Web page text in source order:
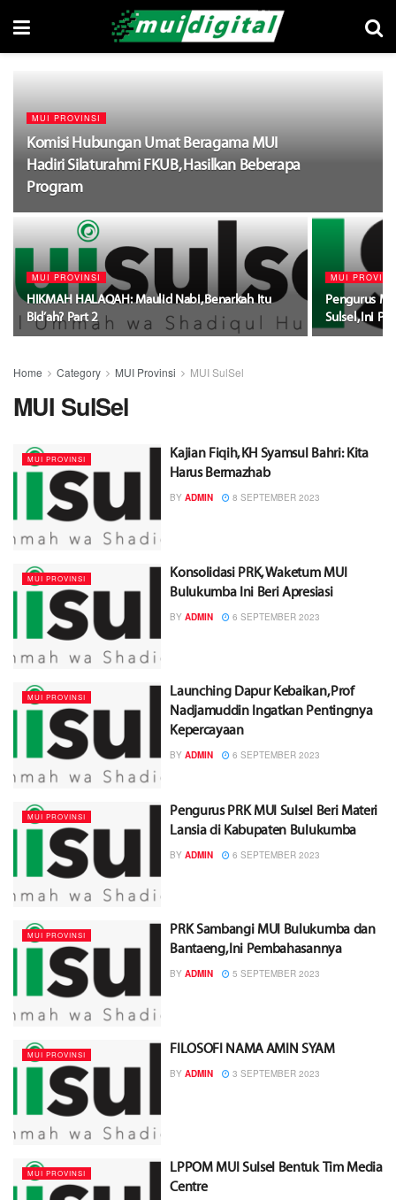
MUI PROVINSI
Komisi Hubungan Umat Beragama MUI
Hadiri Silaturahmi FKUB, Hasilkan Beberapa
Program
MUI PROVINSI
HIKMAH HALAQAH: Maulid Nabi, Benarkah Itu
Bid’ah? Part 2
MUI
Pengurus
Sulsel, Ini
Home Category MUI Provinsi MUI SulSel
MUI SulSel
MUI PROVINSI
Kajian Fiqih, KH Syamsul Bahri: Kita
Harus Bermazhab
BY ADMIN 8 SEPTEMBER 2023
MUI PROVINSI
Konsolidasi PRK, Waketum MUI
Bulukumba Ini Beri Apresiasi
BY ADMIN 6 SEPTEMBER 2023
MUI PROVINSI
Launching Dapur Kebaikan, Prof
Nadjamuddin Ingatkan Pentingnya
Kepercayaan
BY ADMIN 6 SEPTEMBER 2023
MUI PROVINSI
Pengurus PRK MUI Sulsel Beri Materi
Lansia di Kabupaten Bulukumba
BY ADMIN 6 SEPTEMBER 2023
MUI PROVINSI
PRK Sambangi MUI Bulukumba dan
Bantaeng, Ini Pembahasannya
BY ADMIN 5 SEPTEMBER 2023
MUI PROVINSI FILOSOFI NAMA AMIN SYAM
BY ADMIN 3 SEPTEMBER 2023
MUI PROVINSI
LPPOM MUI Sulsel Bentuk Tim Media
Centre